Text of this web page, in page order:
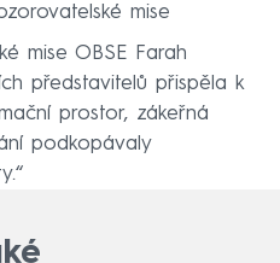
mise
mise OBSE Farah
představitelů přispěla k
prostor, zákeřná
podkopávaly